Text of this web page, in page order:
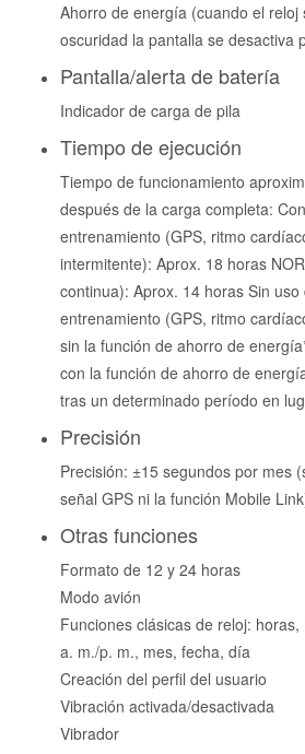
Ahorro de energía (cuando el reloj
oscuridad la pantalla se desactiva
Pantalla/alerta de batería
Indicador de carga de pila
Tiempo de ejecución
Tiempo de funcionamiento
después de la carga completa:
entrenamiento (GPS, ritmo
intermitente): Aprox. 18 horas
continua): Aprox. 14 horas Sin
entrenamiento (GPS, ritmo
sin la función de ahorro de
con la función de ahorro de
tras un determinado período en
Precisión
Precisión: ±15 segundos por mes
señal GPS ni la función Mobile
Otras funciones
Formato de 12 y 24 horas
Modo avión
Funciones clásicas de reloj:
a. m./p. m., mes, fecha, día
Creación del perfil del usuario
Vibración activada/desactivada
Vibrador